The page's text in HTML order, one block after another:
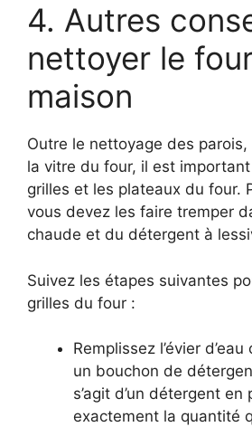
4. Autres
nettoyer le
maison
Outre le nettoyage des
la vitre du four, il est
grilles et les plateaux du four.
vous devez les faire tremper
chaude et du détergent à
Suivez les étapes suivantes
grilles du four :
Remplissez l’évier
un bouchon de
s’agit d’un détergent
exactement la quantité